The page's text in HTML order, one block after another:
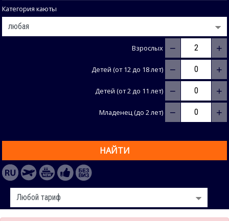
Категория каюты
Взрослых − +
Детей (от 12 до 18 лет) − +
Детей (от 2 до 11 лет) − +
Младенец (до 2 лет) − +
НАЙТИ